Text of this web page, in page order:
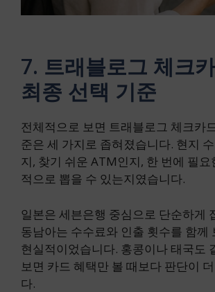
7. 트래블로그 체크
최종 선택 기준
전체적으로 보면 트래블로그 체크카
준은 세 가지로 좁혀졌습니다. 현지
지, 찾기 쉬운 ATM인지, 한 번에 필요
적으로 뽑을 수 있는지였습니다.
일본은 세븐은행 중심으로 단순하게
동남아는 수수료와 인출 횟수를 함께
현실적이었습니다. 홍콩이나 태국도
보면 카드 혜택만 볼 때보다 판단이
다.